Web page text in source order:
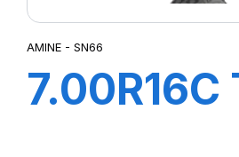
AMINE - SN66
7.00R16C